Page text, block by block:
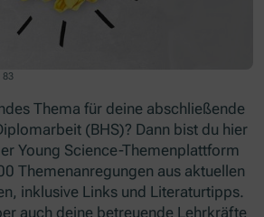
83
Thema für deine abschließende
(BHS)? Dann bist du hier
Young Science-Themenplattform
Themenanregungen aus aktuellen
inklusive Links und Literaturtipps.
auch deine betreuende Lehrkräfte